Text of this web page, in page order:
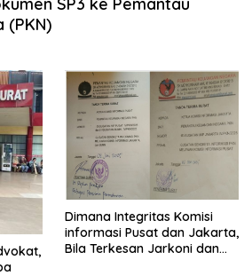
(PKN)
Dimana Integritas Komisi
informasi Pusat dan Jakarta,
Bila Terkesan Jarkoni dan